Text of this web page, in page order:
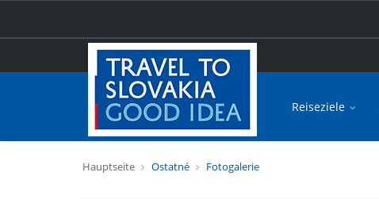
Reiseziele
Hauptseite Ostatné Fotogalerie